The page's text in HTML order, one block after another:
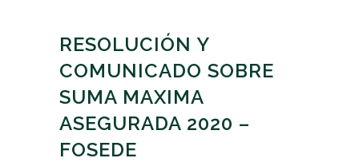
RESOLUCIÓN Y
COMUNICADO SOBRE
SUMA MAXIMA
ASEGURADA 2020 –
FOSEDE